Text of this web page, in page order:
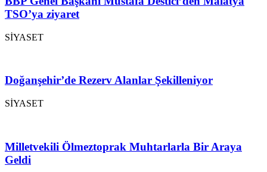
TSO’ya ziyaret
SİYASET
Doğanşehir’de Rezerv Alanlar Şekilleniyor
SİYASET
Milletvekili Ölmeztoprak Muhtarlarla Bir Araya
Geldi